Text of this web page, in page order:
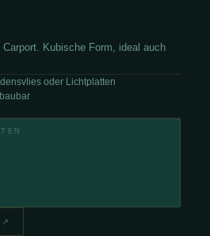
Kubische Form, ideal auch
oder Lichtplatten
↗